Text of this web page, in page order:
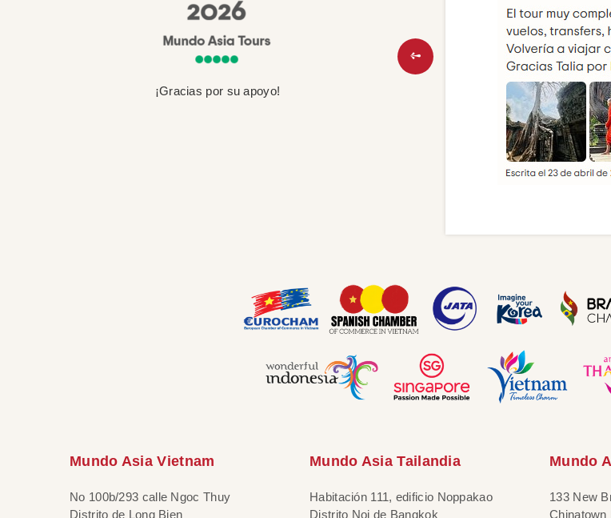
¡Gracias por su apoyo!
Mundo Asia Vietnam
No 100b/293 calle Ngoc Thuy
Distrito de Long Bien
Mundo Asia Tailandia
Habitación 111, edificio Noppakao
Distrito Noi de Bangkok
Mundo
133 New
Chinatown